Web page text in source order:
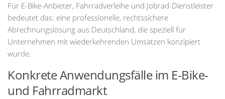
Für E-Bike-Anbieter, Fahrradverleihe und Jobrad-Dienstleister
bedeutet das: eine professionelle, rechtssichere
Abrechnungslösung aus Deutschland, die speziell für
Unternehmen mit wiederkehrenden Umsätzen konzipiert
wurde.
Konkrete Anwendungsfälle im E-Bike-
und Fahrradmarkt